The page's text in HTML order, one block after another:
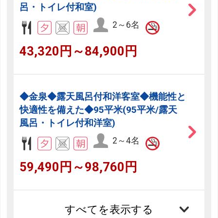
呂・トイレ付和室)
2～6名
43,320円～84,900円
◆金泉◆露天風呂付和洋客室◆機能性と
快適性を備えた◆95平米(95平米/露天
風呂・トイレ付和洋室)
2～4名
59,490円～98,760円
すべてを表示する